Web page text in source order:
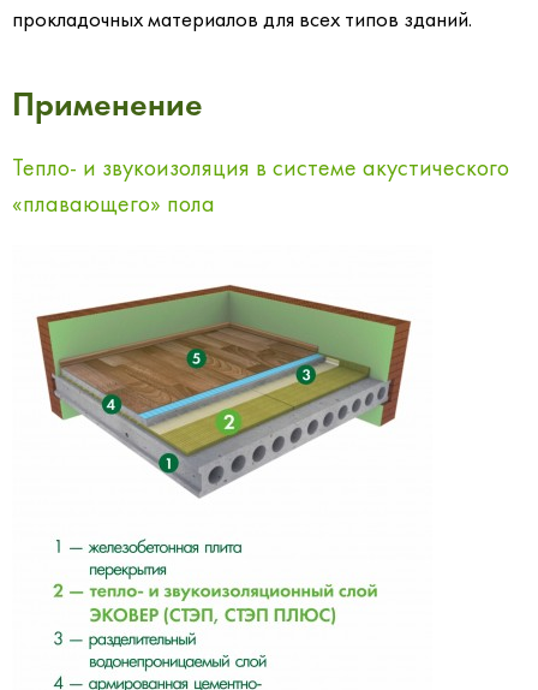
прокладочных материалов для всех типов зданий.
Применение
Тепло- и звукоизоляция в системе акустического
«плавающего» пола